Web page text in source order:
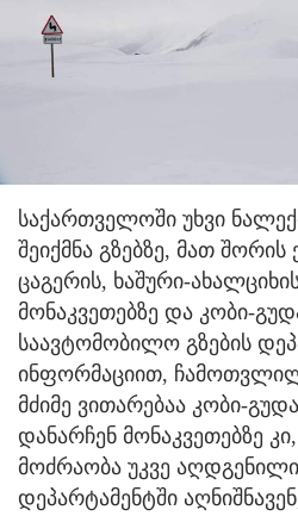
საქართველოში უხვი
შეიქმნა გზებზე, მათ
ცაგერის, ხაშური-
მონაკვეთებზე და კობი-
საავტომობილო გზების
ინფორმაციით,
მძიმე ვითარებაა კობი-
დანარჩენ მონაკვეთებზე
მოძრაობა უკვე
დეპარტამენტში